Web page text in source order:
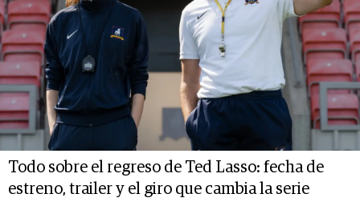
Todo sobre el regreso de Ted Lasso: fecha de
estreno, trailer y el giro que cambia la serie